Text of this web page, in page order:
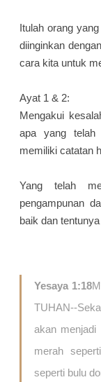
Itulah orang
diinginkan
cara kita untuk
Ayat 1 & 2:
Mengakui
apa yang telah
memiliki catatan
Yang telah
pengampunan
baik dan
Yesaya 1:18
TUHAN--
akan menjadi
merah
seperti bulu